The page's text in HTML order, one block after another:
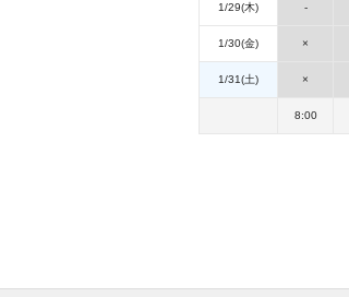
1/29(木) -
1/30(金) ×
1/31(土) ×
8:00